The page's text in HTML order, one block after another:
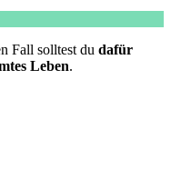
Fall solltest du dafür
Leben.